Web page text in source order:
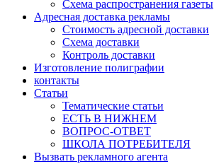
Схема распространения газеты
Адресная доставка рекламы
Стоимость адресной доставки
Схема доставки
Контроль доставки
Изготовление полиграфии
контакты
Статьи
Тематические статьи
ЕСТЬ В НИЖНЕМ
ВОПРОС-ОТВЕТ
ШКОЛА ПОТРЕБИТЕЛЯ
Вызвать рекламного агента